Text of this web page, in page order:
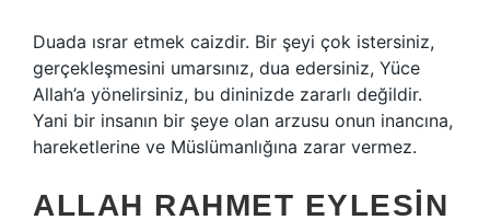
Duada ısrar etmek caizdir. Bir şeyi çok istersiniz,
gerçekleşmesini umarsınız, dua edersiniz, Yüce
Allah’a yönelirsiniz, bu dininizde zararlı değildir.
Yani bir insanın bir şeye olan arzusu onun inancına,
hareketlerine ve Müslümanlığına zarar vermez.
ALLAH RAHMET EYLESIN